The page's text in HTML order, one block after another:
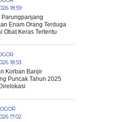
18:59
Parungpanjang
Enam Orang Terduga
Obat Keras Tertentu
18:53
Korban Banjir
Puncak Tahun 2025
17:02